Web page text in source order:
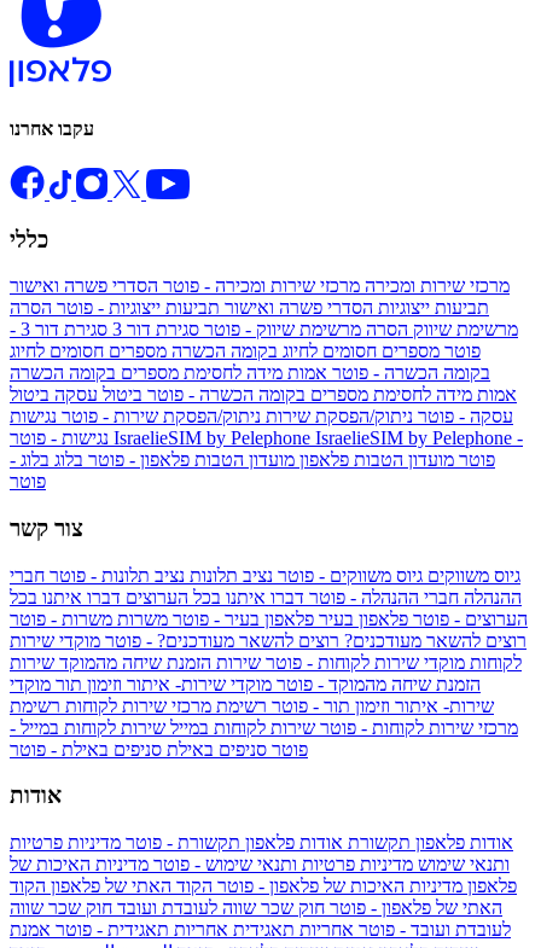
עקבו אחרנו
כללי
מרכזי שירות ומכירה מרכזי שירות ומכירה - פוטר הסדרי פשרה ואישור
תביעות ייצוגיות הסדרי פשרה ואישור תביעות ייצוגיות - פוטר הסרה
מרשימת שיווק הסרה מרשימת שיווק - פוטר סגירת דור 3
סגירת דור 3 -
פוטר מספרים חסומים לחיוג בקומה הכשרה מספרים חסומים לחיוג
בקומה הכשרה - פוטר אמות מידה לחסימת מספרים בקומה הכשרה
אמות מידה לחסימת מספרים בקומה הכשרה - פוטר ביטול עסקה ביטול
עסקה - פוטר ניתוק/הפסקת שירות ניתוק/הפסקת שירות - פוטר נגישות
IsraelieSIM by Pelephone IsraelieSIM by Pelephone -
פוטר מועדון הטבות פלאפון מועדון הטבות פלאפון - פוטר בלוג בלוג -
פוטר
צור קשר
גיוס משווקים גיוס משווקים - פוטר נציב תלונות נציב תלונות - פוטר חברי
ההנהלה חברי ההנהלה - פוטר דברו איתנו בכל הערוצים דברו איתנו בכל
הערוצים - פוטר פלאפון בעיר פלאפון בעיר - פוטר משרות משרות - פוטר
רוצים להשאר מעודכנים? רוצים להשאר מעודכנים? - פוטר מוקדי שירות
לקוחות מוקדי שירות לקוחות - פוטר שירות הזמנת שיחה מהמוקד שירות
הזמנת שיחה מהמוקד - פוטר מוקדי שירות- איתור וזימון תור מוקדי
שירות- איתור וזימון תור - פוטר רשימת מרכזי שירות לקוחות רשימת
מרכזי שירות לקוחות - פוטר שירות לקוחות במייל שירות לקוחות במייל -
פוטר סניפים באילת סניפים באילת - פוטר
אודות
אודות פלאפון תקשורת אודות פלאפון תקשורת - פוטר מדיניות פרטיות
ותנאי שימוש מדיניות פרטיות ותנאי שימוש - פוטר מדיניות האיכות של
פלאפון מדיניות האיכות של פלאפון - פוטר הקוד האתי של פלאפון הקוד
האתי של פלאפון - פוטר חוק שכר שווה לעובדת ועובד חוק שכר שווה
לעובדת ועובד - פוטר אחריות תאגידית אחריות תאגידית - פוטר אמנת